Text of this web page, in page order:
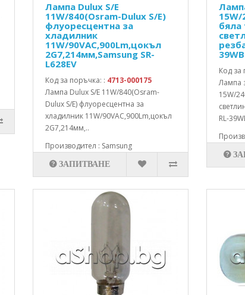
Лампа Dulux S/E
11W/840(Osram-Dulux S/E)
флуоресцентна за
хладилник
11W/90VAC,900Lm,цокъл
2G7,214мм,Samsung SR-
L628EV
Код за поръчка: : 4713-000175
Лампа Dulux S/E 11W/840(Osram-
Dulux S/E) флуоресцентна за
хладилник 11W/90VAC,900Lm,цокъл
2G7,214мм,..
Производител : Samsung
ЗАПИТВАНЕ
15W/
бяла
Код за
Лампа
15W/
RL-